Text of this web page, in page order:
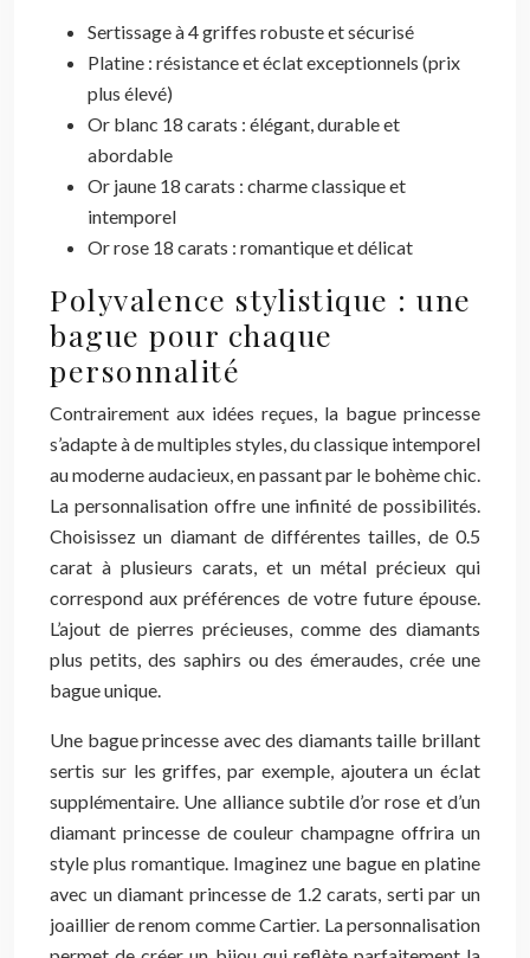
Sertissage à 4 griffes robuste et sécurisé
Platine : résistance et éclat exceptionnels (prix
plus élevé)
Or blanc 18 carats : élégant, durable et
abordable
Or jaune 18 carats : charme classique et
intemporel
Or rose 18 carats : romantique et délicat
Polyvalence stylistique : une
bague pour chaque
personnalité
Contrairement aux idées reçues, la bague princesse
s’adapte à de multiples styles, du classique intemporel
au moderne audacieux, en passant par le bohème chic.
La personnalisation offre une infinité de possibilités.
Choisissez un diamant de différentes tailles, de 0.5
carat à plusieurs carats, et un métal précieux qui
correspond aux préférences de votre future épouse.
L’ajout de pierres précieuses, comme des diamants
plus petits, des saphirs ou des émeraudes, crée une
bague unique.
Une bague princesse avec des diamants taille brillant
sertis sur les griffes, par exemple, ajoutera un éclat
supplémentaire. Une alliance subtile d’or rose et d’un
diamant princesse de couleur champagne offrira un
style plus romantique. Imaginez une bague en platine
avec un diamant princesse de 1.2 carats, serti par un
joaillier de renom comme Cartier. La personnalisation